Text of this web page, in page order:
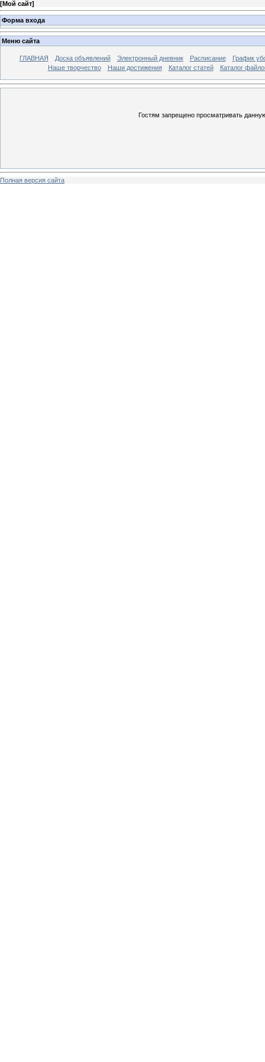
[Мой сайт]
Форма входа
Меню сайта
ГЛАВНАЯ Доска объявлений Электронный дневник Расписание
График
Наше творчество
Наши достижения Каталог статей Каталог
Гостям запрещено просматривать
Полная версия сайта